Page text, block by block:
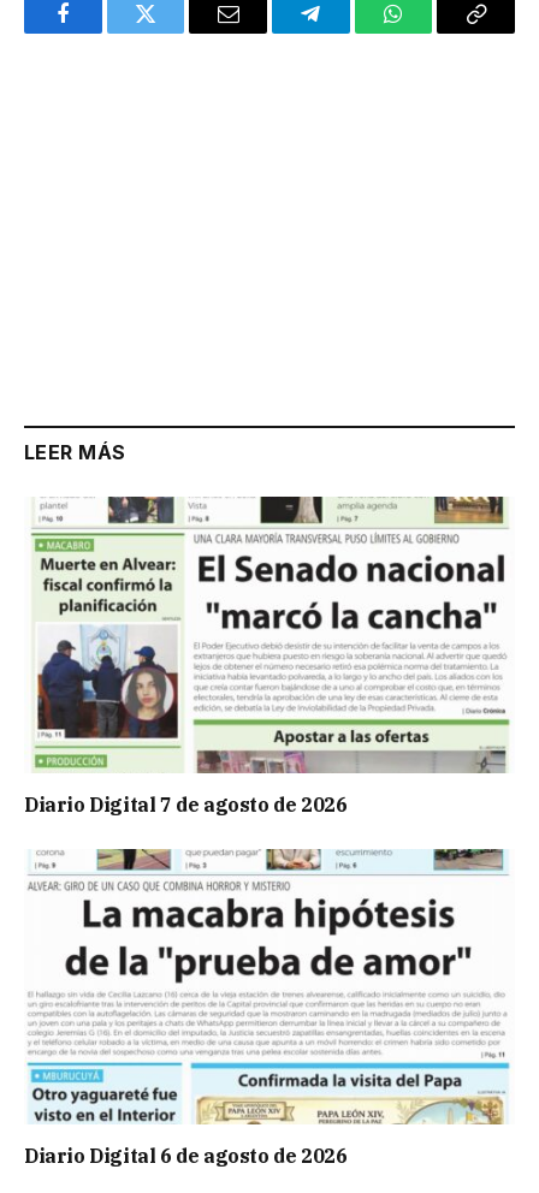
FacebookTwitter Email TelegramWhatsAppCopy
LEER MÁS
Diario Digital 7 de agosto de 2026
Diario Digital 6 de agosto de 2026